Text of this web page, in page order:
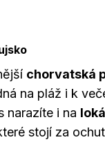
chorvatská
na pláž i k
narazíte i na
stojí za